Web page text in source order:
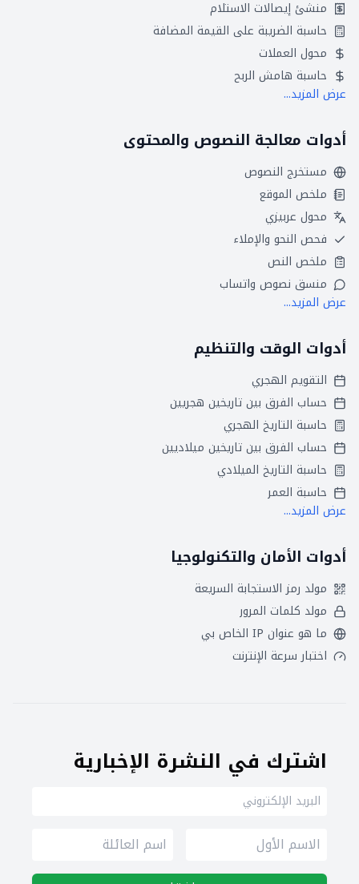
منشئ إيصالات الاستلام
حاسبة الضريبة على القيمة المضافة
محول العملات
حاسبة هامش الربح
عرض المزيد...
أدوات معالجة النصوص والمحتوى
مستخرج النصوص
ملخص الموقع
محول عربيزي
فحص النحو والإملاء
ملخص النص
منسق نصوص واتساب
عرض المزيد...
أدوات الوقت والتنظيم
التقويم الهجري
حساب الفرق بين تاريخين هجريين
حاسبة التاريخ الهجري
حساب الفرق بين تاريخين ميلاديين
حاسبة التاريخ الميلادي
حاسبة العمر
عرض المزيد...
أدوات الأمان والتكنولوجيا
مولد رمز الاستجابة السريعة
مولد كلمات المرور
ما هو عنوان IP الخاص بي
اختبار سرعة الإنترنت
اشترك في النشرة الإخبارية